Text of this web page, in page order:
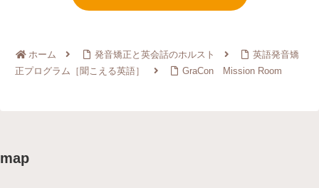
ホーム 発音矯正と英会話のホルスト
英語発音矯
正プログラム［聞こえる英語］
GraCon Mission Room
map